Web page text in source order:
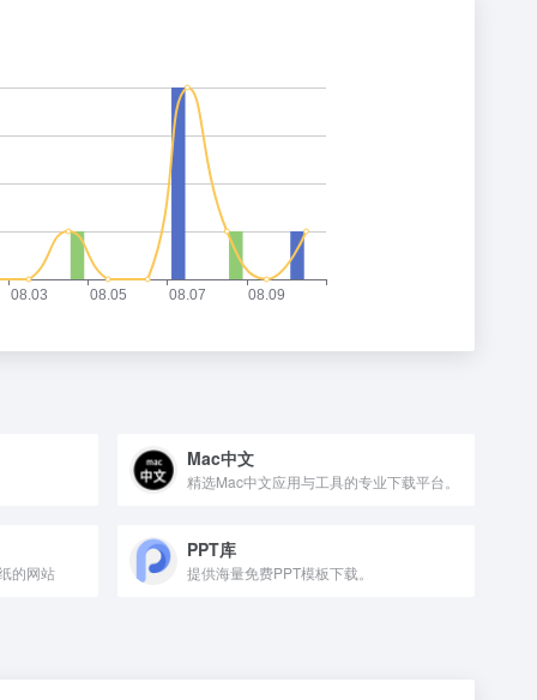
Mac中文
精选Mac中文应用与工具的专业下载平台。
的网站
PPT库
提供海量免费PPT模板下载。